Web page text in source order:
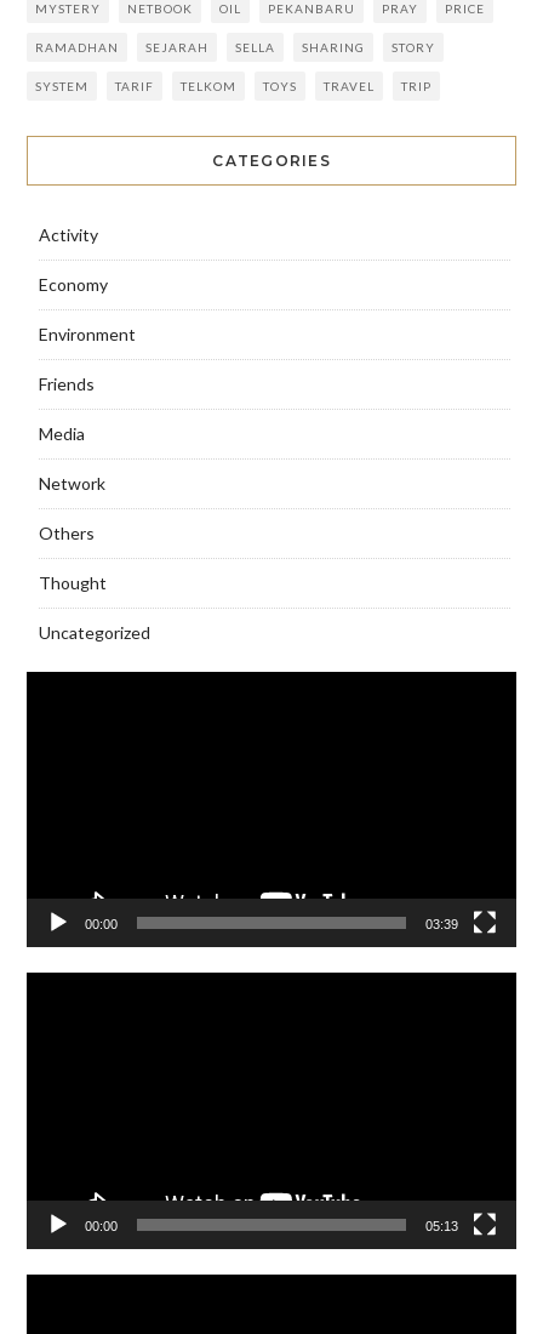
MYSTERY NETBOOK OIL PEKANBARU PRAY PRICE
RAMADHAN SEJARAH SELLA SHARING STORY
SYSTEM TARIF TELKOM TOYS TRAVEL TRIP
CATEGORIES
Activity
Economy
Environment
Friends
Media
Network
Others
Thought
Uncategorized
00:00 03:39
00:00 05:13